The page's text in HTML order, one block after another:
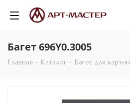
Багет 696Y0.3005
Главная - Каталог - Багет для картин